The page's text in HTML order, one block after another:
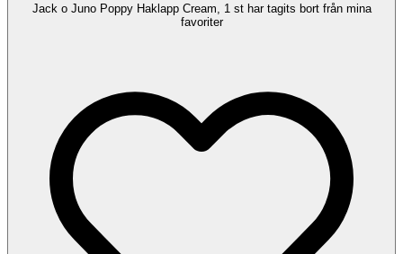
Jack o Juno Poppy Haklapp Cream, 1 st har tagits bort från mina
favoriter